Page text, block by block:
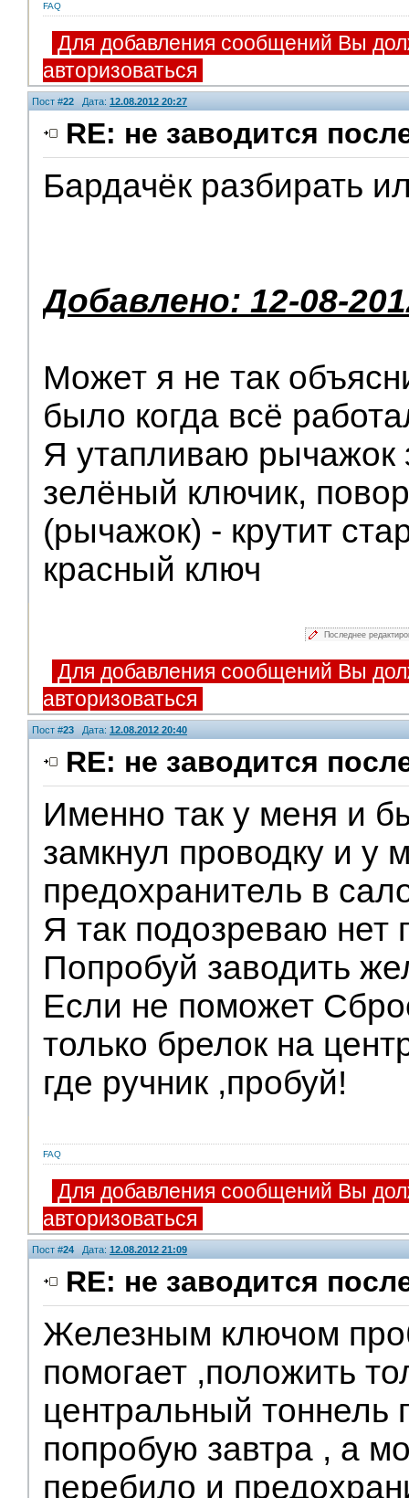
FAQ
Для добавления сообщений Вы
авторизоваться
Пост #22 Дата: 12.08.2012 20:27
RE: не заводится
Бардачёк разбирать
Добавлено: 12-08-
Может я не так
было когда всё
Я утапливаю рычажок
зелёный ключик,
(рычажок) - крутит
красный ключ
Последнее
Для добавления сообщений Вы
авторизоваться
Пост #23 Дата: 12.08.2012 20:40
RE: не заводится
Именно так у меня и
замкнул проводку и у
предохранитель в
Я так подозреваю нет
Попробуй заводить
Если не поможет
только брелок на
где ручник ,пробуй!
FAQ
Для добавления сообщений Вы
авторизоваться
Пост #24Дата: 12.08.2012 21:09
RE: не заводится
Железным ключом
помогает ,положить
центральный тоннель
попробую завтра , а
перебило и